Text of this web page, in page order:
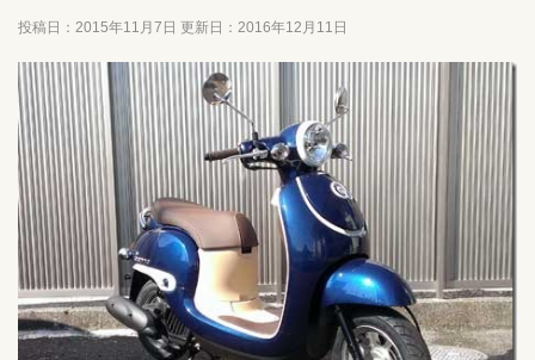
投稿日：2015年11月7日 更新日： 2016年12月11日